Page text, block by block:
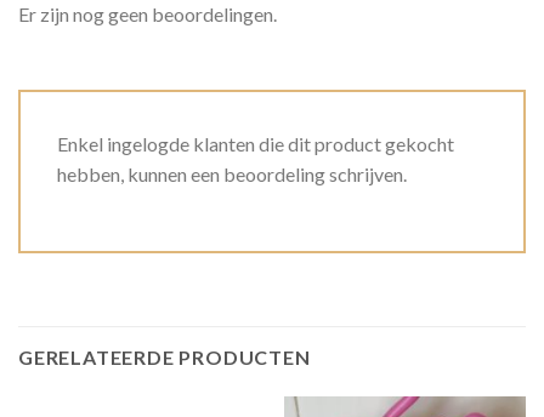
Er zijn nog geen beoordelingen.
Enkel ingelogde klanten die dit product gekocht
hebben, kunnen een beoordeling schrijven.
GERELATEERDE PRODUCTEN